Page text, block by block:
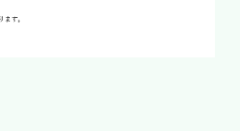
を狙えるロングテー